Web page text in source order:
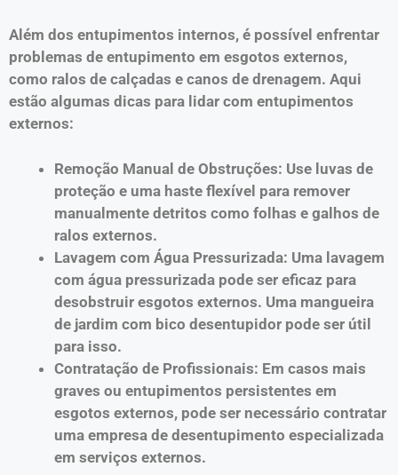
Além dos entupimentos internos, é possível enfrentar
problemas de entupimento em esgotos externos,
como ralos de calçadas e canos de drenagem. Aqui
estão algumas dicas para lidar com entupimentos
externos:
Remoção Manual de Obstruções: Use luvas de
proteção e uma haste flexível para remover
manualmente detritos como folhas e galhos de
ralos externos.
Lavagem com Água Pressurizada: Uma lavagem
com água pressurizada pode ser eficaz para
desobstruir esgotos externos. Uma mangueira
de jardim com bico desentupidor pode ser útil
para isso.
Contratação de Profissionais: Em casos mais
graves ou entupimentos persistentes em
esgotos externos, pode ser necessário contratar
uma empresa de desentupimento especializada
em serviços externos.